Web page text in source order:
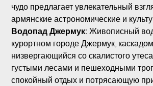
чудо предлагает увлекательный
армянские астрономические и
Водопад Джермук: Живописный
курортном городе Джермук, каскадом
низвергающийся со скалистого
густыми лесами и пешеходными
спокойный отдых и потрясающую